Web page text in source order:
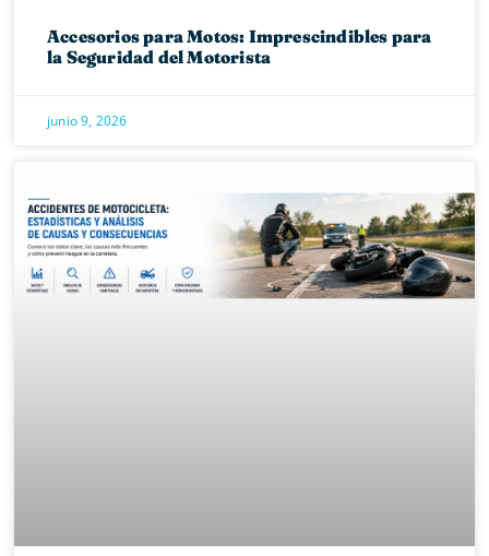
Accesorios para Motos: Imprescindibles para
la Seguridad del Motorista
junio 9, 2026